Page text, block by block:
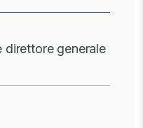
direttore generale